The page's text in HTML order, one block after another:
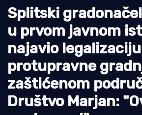
Pomorstvo
Ribolov
Ekologija
Tradicija i kultura
Splitski
u prvom javnom
najavio legalizaciju
protupravne
zaštićenom
Društvo Marjan: